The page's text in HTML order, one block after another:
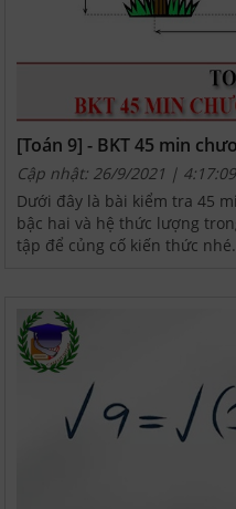
[Toán 9] - BKT 45 min
Cập nhật: 26/9/2021 |
Dưới đây là bài kiểm tra 45
bậc hai và hệ thức lượng
tập để củng cố kiến thức nhé.